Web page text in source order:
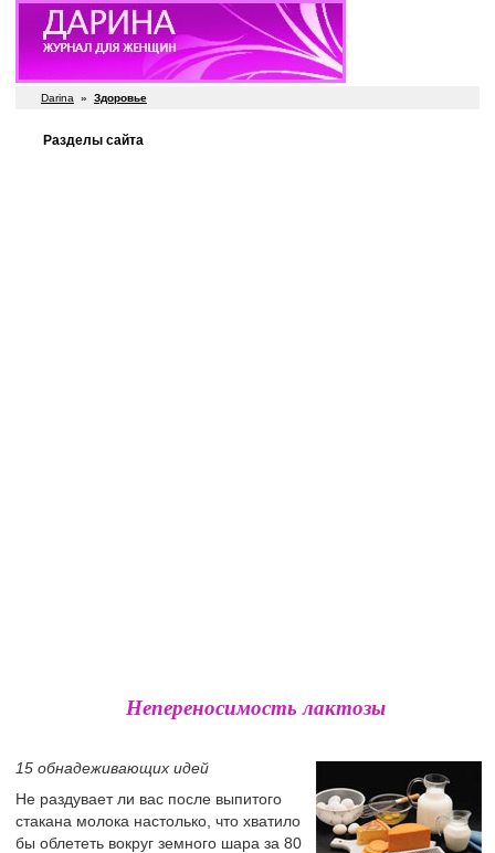
Darina » Здоровье
Разделы сайта
Непереносимость лактозы
15 обнадеживающих идей
Не раздувает ли вас после выпитого
стакана молока настолько, что хватило
бы облететь вокруг земного шара за 80